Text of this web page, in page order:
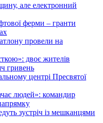
але електронний
ферми – гранти
провели на
двоє жителів
гривень
центрі Пресвятої
людей»: командир
зустріч із мешканцями